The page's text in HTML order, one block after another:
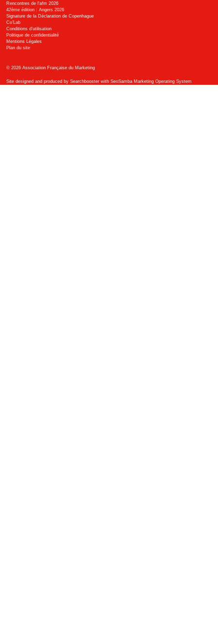
Rencontres de l'afm 2026
42ème édition : Angers 2026
Signature de la Déclaration de Copenhague
Co’Lab
Conditions d’utilisation
Politique de confidentialité
Mentions Légales
Plan du site
© 2026Association Française du Marketing
Site designed and produced by Searchbooster with SeoSamba Marketing Operating System